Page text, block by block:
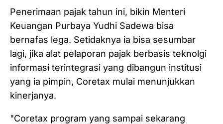
Penerimaan pajak tahun ini, bikin Menteri
Keuangan Purbaya Yudhi Sadewa bisa
bernafas lega. Setidaknya ia bisa sesumbar
lagi, jika alat pelaporan pajak berbasis teknolgi
informasi terintegrasi yang dibangun institusi
yang ia pimpin, Coretax mulai menunjukkan
kinerjanya.
"Coretax program yang sampai sekarang